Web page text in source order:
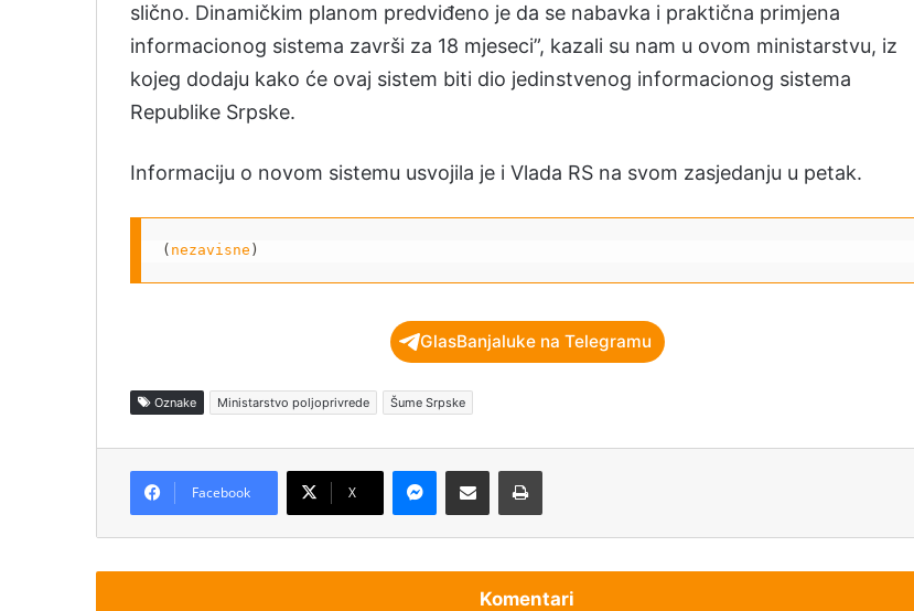
slično. Dinamičkim planom predviđeno je da se nabavka i praktična primjena
informacionog sistema završi za 18 mjeseci”, kazali su nam u ovom ministarstvu, iz
kojeg dodaju kako će ovaj sistem biti dio jedinstvenog informacionog sistema
Republike Srpske.
Informaciju o novom sistemu usvojila je i Vlada RS na svom zasjedanju u petak.
( nezavisne )
GlasBanjaluke na Telegramu
Oznake Ministarstvo poljoprivrede Šume Srpske
Facebook X
Komentari